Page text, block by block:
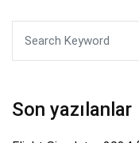
Son yazılanlar